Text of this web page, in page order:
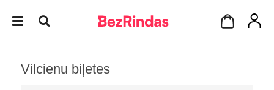
Vilcienu biļetes